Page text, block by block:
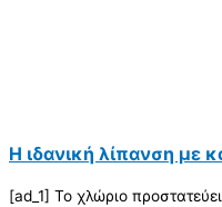
Η ιδανική λίπανση με
[ad_1] Το χλώριο